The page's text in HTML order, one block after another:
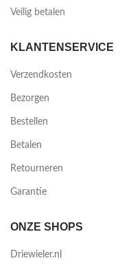
Veilig betalen
KLANTENSERVICE
Verzendkosten
Bezorgen
Bestellen
Betalen
Retourneren
Garantie
ONZE SHOPS
Driewieler.nl